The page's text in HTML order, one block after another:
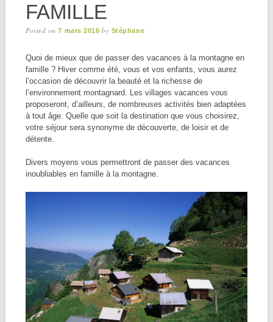
FAMILLE
Posted on7 mars 2016 by Stéphane
Quoi de mieux que de passer des vacances à la montagne en
famille ? Hiver comme été, vous et vos enfants, vous aurez
l’occasion de découvrir la beauté et la richesse de
l’environnement montagnard. Les villages vacances vous
proposeront, d’ailleurs, de nombreuses activités bien adaptées
à tout âge. Quelle que soit la destination que vous choisirez,
votre séjour sera synonyme de découverte, de loisir et de
détente.
Divers moyens vous permettront de passer des vacances
inoubliables en famille à la montagne.